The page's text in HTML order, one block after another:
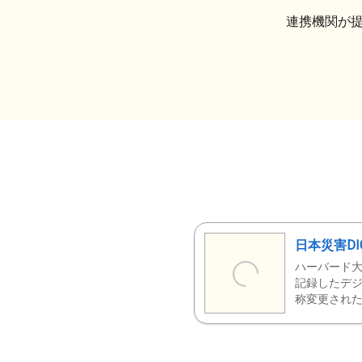
連携機関が
日本災害
ハーバード
記録したデ
称変更された